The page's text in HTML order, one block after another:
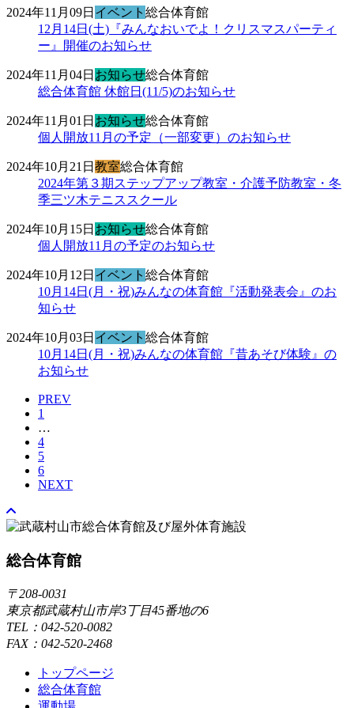
2024年11月09日 イベント 総合体育館
12月14日(土)『みんなおいでよ！クリスマスパーティ
ー』開催のお知らせ
2024年11月04日 お知らせ総合体育館
総合体育館 休館日(11/5)のお知らせ
2024年11月01日 お知らせ総合体育館
個人開放11月の予定（一部変更）のお知らせ
2024年10月21日 教室総合体育館
2024年第３期ステップアップ教室・介護予防教室・冬
季三ツ木テニススクール
2024年10月15日 お知らせ総合体育館
個人開放11月の予定のお知らせ
2024年10月12日 イベント 総合体育館
10月14日(月・祝)みんなの体育館『活動発表会』のお
知らせ
2024年10月03日 イベント 総合体育館
10月14日(月・祝)みんなの体育館『昔あそび体験』の
お知らせ
PREV
1
…
4
5
6
NEXT
総合体育館
〒208-0031
東京都武蔵村山市岸3丁目45番地の6
TEL：042-520-0082
FAX：042-520-2468
トップページ
総合体育館